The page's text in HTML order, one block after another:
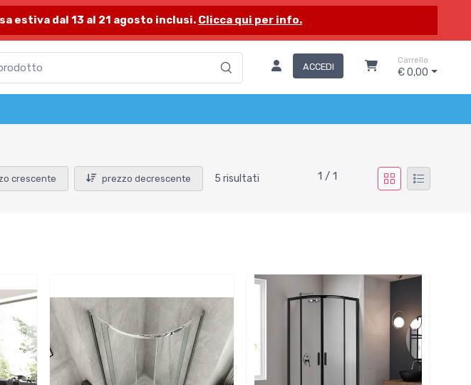
estiva dal 13 al 21 agosto inclusi. Clicca qui per info.
ACCEDI
Carrello
€ 0,00
crescente prezzo decrescente 5 risultati 1 / 1